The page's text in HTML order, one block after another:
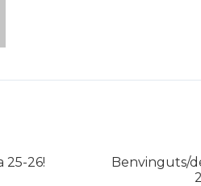
25-26!
Benvinguts/